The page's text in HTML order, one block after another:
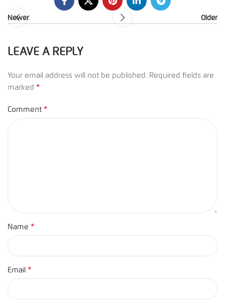
Newer Older
LEAVE A REPLY
Your email address will not be published. Required fields are
marked *
Comment *
Name *
Email *